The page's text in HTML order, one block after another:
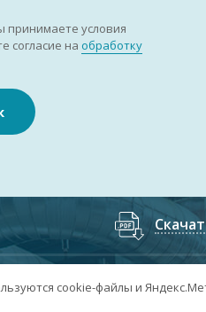
принимаете условия
согласие на обработку
) 50-60-74;+7 (3852) 50-
cookie-файлы и